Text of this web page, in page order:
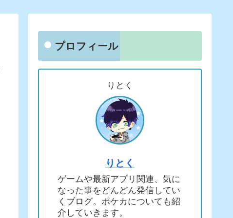
プロフィール
りとく
りとく
ゲームや最新アプリ関連、気に
なった事をどんどん発信してい
くブログ。ポケカについても紹
介していきます。